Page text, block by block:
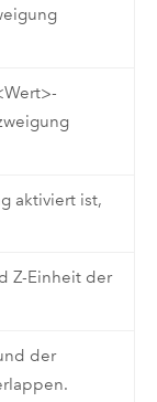
aktiviert ist,
Z-Einheit der
der